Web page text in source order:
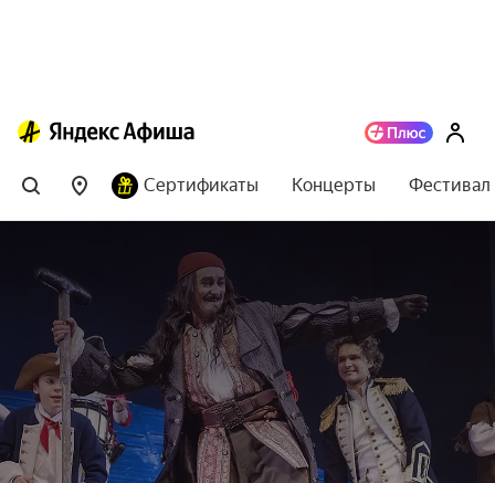
Сертификаты Концерты